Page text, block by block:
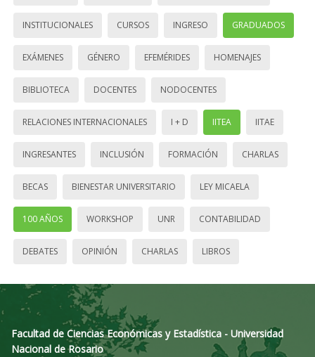
INSTITUCIONALES CURSOS INGRESO GRADUADOS
EXÁMENES GÉNERO EFEMÉRIDES HOMENAJES
BIBLIOTECA DOCENTES NODOCENTES
RELACIONES INTERNACIONALES I + D IITEA IITAE
INGRESANTES INCLUSIÓN FORMACIÓN CHARLAS
BECAS BIENESTAR UNIVERSITARIO LEY MICAELA
100 AÑOS WORKSHOP UNR CONTABILIDAD
DEBATES OPINIÓN CHARLAS LIBROS
Facultad de Ciencias Económicas y Estadística - Universidad
Nacional de Rosario